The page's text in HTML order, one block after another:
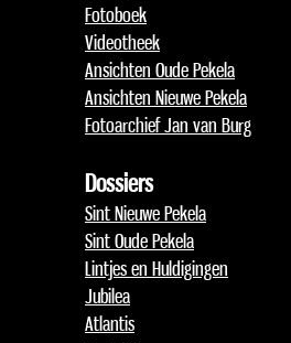
Fotoboek
Videotheek
Ansichten Oude Pekela
Ansichten Nieuwe Pekela
Fotoarchief Jan van Burg
Dossiers
Sint Nieuwe Pekela
Sint Oude Pekela
Lintjes en Huldigingen
Jubilea
Atlantis